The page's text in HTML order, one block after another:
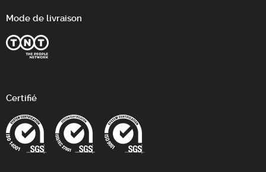
Mode de livraison
Certifié